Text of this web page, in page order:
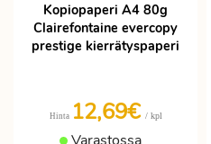
Kopiopaperi A4 80g
Clairefontaine evercopy
prestige kierrätyspaperi
Hinta 12,69€ / kpl